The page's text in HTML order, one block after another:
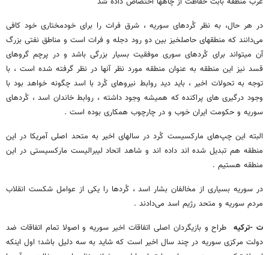
در هر حال، به نظر کُردهای سوریه ، شرق فرات را برای خودمختاری خود کافی
می‌دانند که منطقه­ای حاصلخیز بین دو رود دجله و فرات است و مناطق نفتی بزرگ
آن می­تواند برای کُردهای سوری موفقیت بسیار بزرگی باشد و در پرچم گروهای
قسد نیز این منطقه به عنوان منطقه مورد نظر آنها در نظر گرفته شده است ، با
توجه به تحولات اخیر ، باید دید روابط نیروهای کُرد با اسد چگونه خواهد بود با
وجود درگیری های پراکنده که همیشه وجود داشته ، روابط خاندان اسد ، کُردهای
سوریه و حکومت ایران خوب و در چارچوب همکاری بوده است .
البته این چپ‌های مارکسیست کُرد در سالهای اخیر به متحد اصلی آمریکا در این
منطقه هم تبدیل شده اند داده اند و شاهد اتحاد لیبرالیست مارکسیستی در این
منطقه هستیم .
در سوریه بسیاری از مخالفان بشار اسد ، کُردها را یکی از عوامل شکست انقلاب
مردم سوریه و متحد رژیم اسد می‌دادند .
ت -ترکیهطراح و بازیگردان اصلی اتفاقات اخیر سوریه و اصولا تمام اتفاقات ضد
دولت مرکزی سوریه در چند سال اخیر است که شاید به سه دلیل باشد؛ اول اینکه